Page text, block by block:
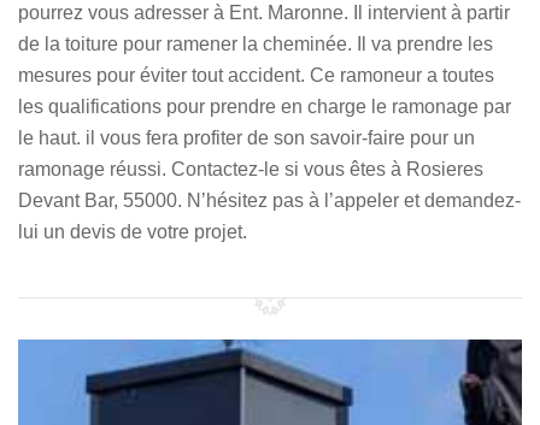
pourrez vous adresser à Ent. Maronne. Il intervient à partir
de la toiture pour ramener la cheminée. Il va prendre les
mesures pour éviter tout accident. Ce ramoneur a toutes
les qualifications pour prendre en charge le ramonage par
le haut. il vous fera profiter de son savoir-faire pour un
ramonage réussi. Contactez-le si vous êtes à Rosieres
Devant Bar, 55000. N’hésitez pas à l’appeler et demandez-
lui un devis de votre projet.